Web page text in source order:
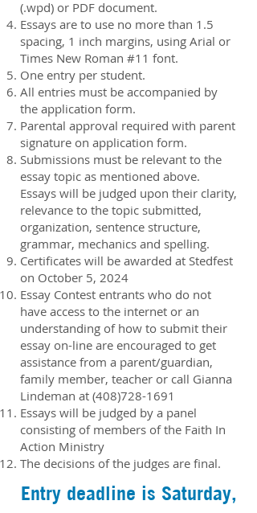
(.wpd) or PDF document.
Essays are to use no more than 1.5
spacing, 1 inch margins, using Arial or
Times New Roman #11 font.
One entry per student.
All entries must be accompanied by
the application form.
Parental approval required with parent
signature on application form.
Submissions must be relevant to the
essay topic as mentioned above.
Essays will be judged upon their clarity,
relevance to the topic submitted,
organization, sentence structure,
grammar, mechanics and spelling.
Certificates will be awarded at Stedfest
on October 5, 2024
Essay Contest entrants who do not
have access to the internet or an
understanding of how to submit their
essay on-line are encouraged to get
assistance from a parent/guardian,
family member, teacher or call Gianna
Lindeman at (408)728-1691
Essays will be judged by a panel
consisting of members of the Faith In
Action Ministry
The decisions of the judges are final.
Entry deadline is Saturday,